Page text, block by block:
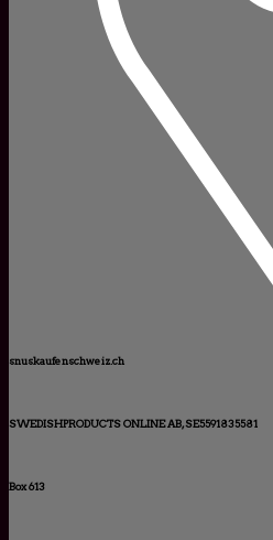
snuskaufenschweiz.ch
SWEDISHPRODUCTS ONLINE AB, SE5591835581
Box 613